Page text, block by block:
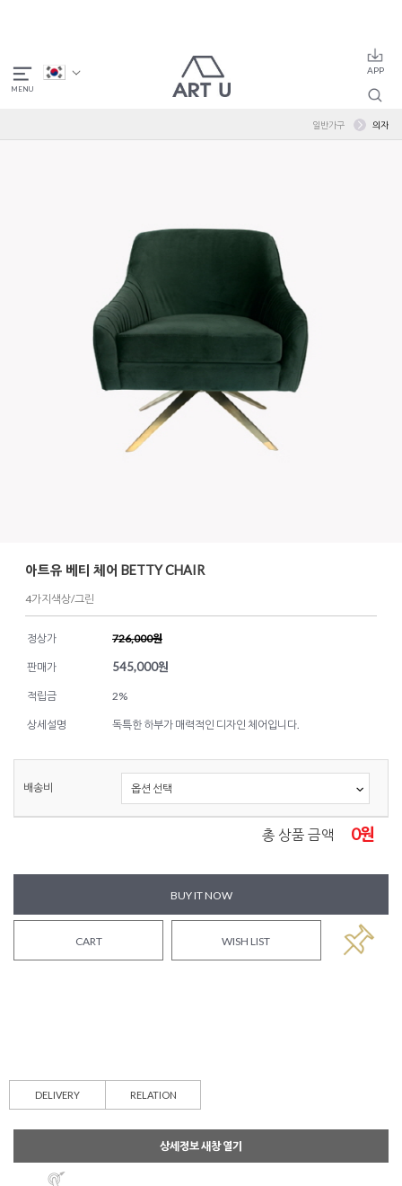
일반가구 의자
아트유 베티 체어 BETTY CHAIR
4가지색상/그린
정상가 726,000원
판매가 545,000원
적립금 2%
상세설명 독특한 하부가 매력적인 디자인 체어입니다.
배송비
총 상품 금액 0원
BUY IT NOW
CART WISH LIST
DELIVERY RELATION
상세정보 새창 열기